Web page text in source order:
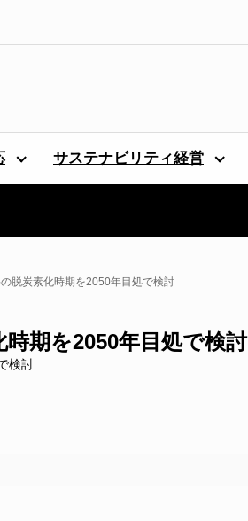
サステナビリティ経営
脱炭素化時期を2050年目処で検討
期を2050年目処で検討